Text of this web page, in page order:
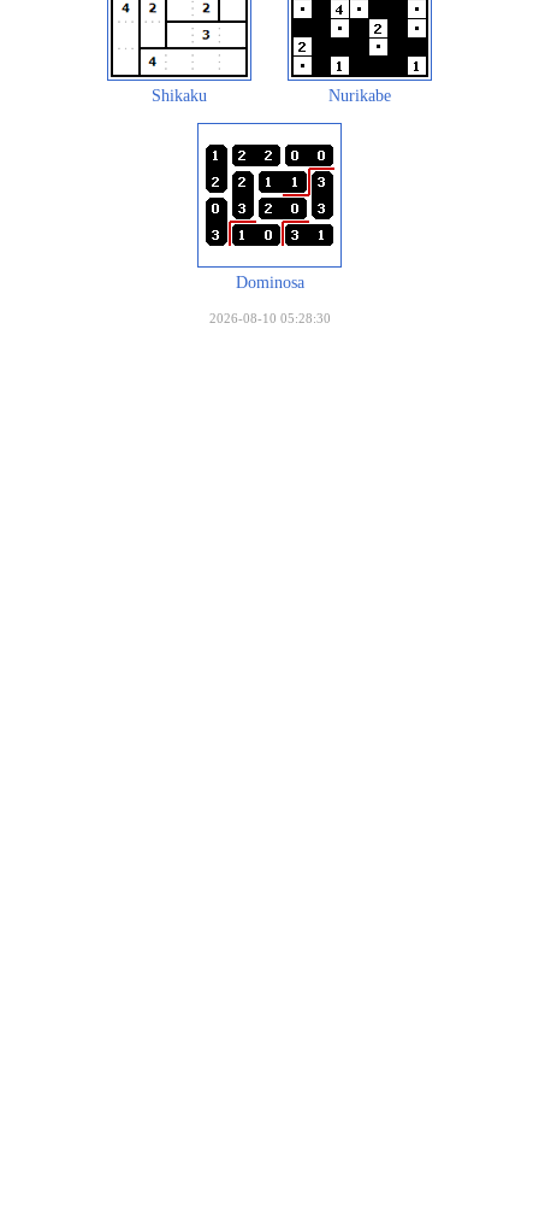
Shikaku Nurikabe
Dominosa
2026-08-10 05:28:30